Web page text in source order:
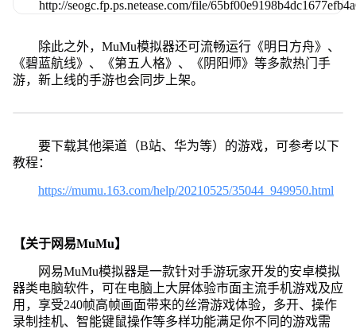
除此之外，MuMu模拟器还可流畅运行《明日方舟》、
《碧蓝航线》、《第五人格》、《阴阳师》等多款热门手
游，新上线的手游也会同步上架。
要下载其他渠道（B站、华为等）的游戏，可参考以下
教程：
https://mumu.163.com/help/20210525/35044_949950.html
【关于网易MuMu】
网易MuMu模拟器是一款针对手游玩家开发的安卓模拟
器类电脑软件，可在电脑上大屏体验市面主流手机游戏及应
用，享受240帧高帧画面带来的丝滑游戏体验，多开、操作
录制挂机、智能键鼠操作等多样功能满足你不同的游戏需